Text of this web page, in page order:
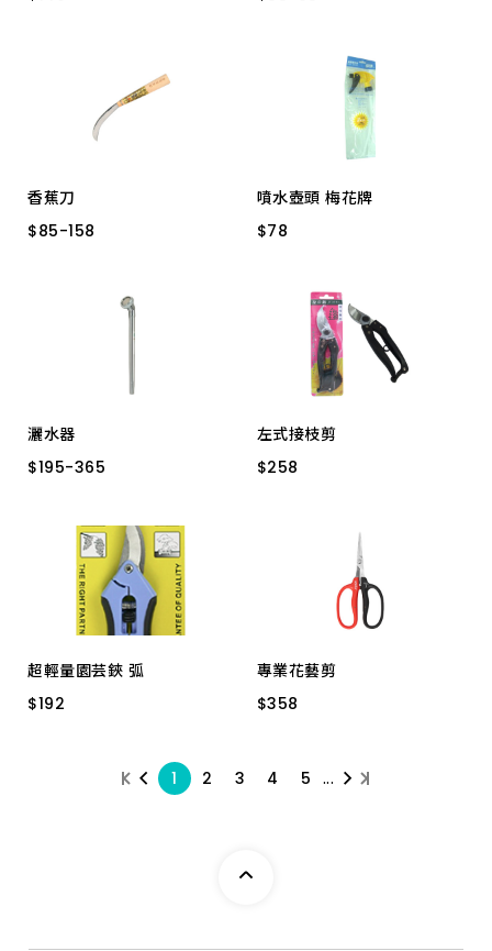
大 HO-9253
香蕉刀
$85-158
$85-158
噴水壺頭 梅花牌
$78
$78
灑水器
$195-365
$195-365
左式接枝剪
$258
$258
超輕量園芸鋏 弧
$192
$192
專業花藝剪
$358
$358
S532 155mm
1 2 3 4 5 ...